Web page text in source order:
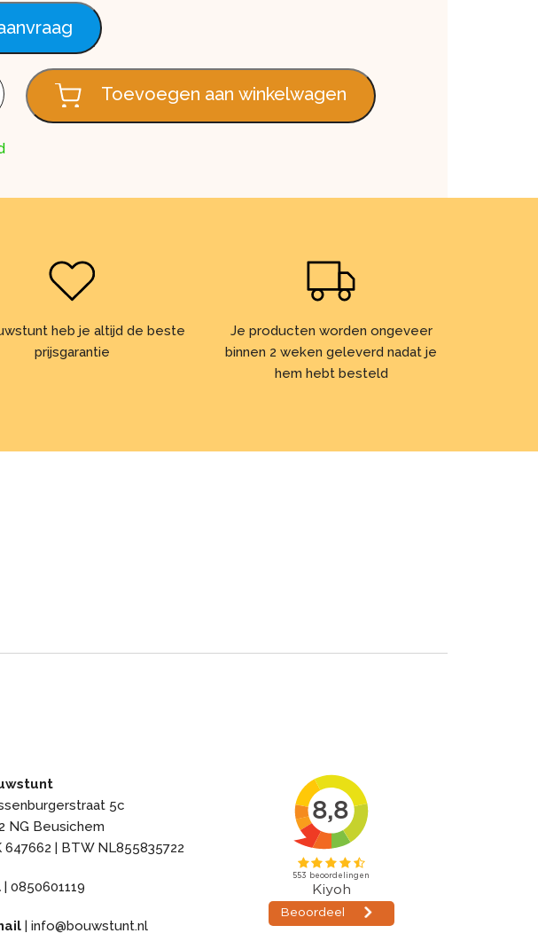
3300 | Onbehandeld Rustiek aantal
Toevoegen aan winkelwagen
heb je altijd de beste
prijsgarantie
Je producten worden ongeveer
binnen 2 weken geleverd nadat je
hem hebt besteld
5c
NG Beusichem
647662 | BTW NL855835722
| 0850601119
| info@bouwstunt.nl